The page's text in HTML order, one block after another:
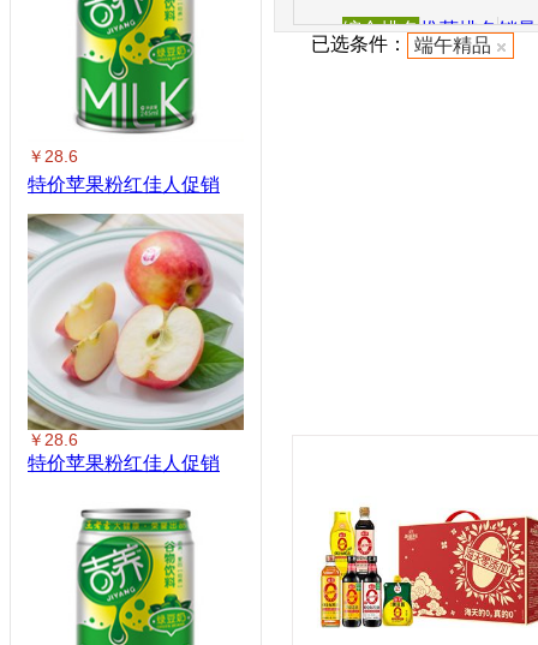
￥28.6
特价苹果粉红佳人促销
￥28.6
特价苹果粉红佳人促销
综合排名推荐排名销
已选条件： 端午精品